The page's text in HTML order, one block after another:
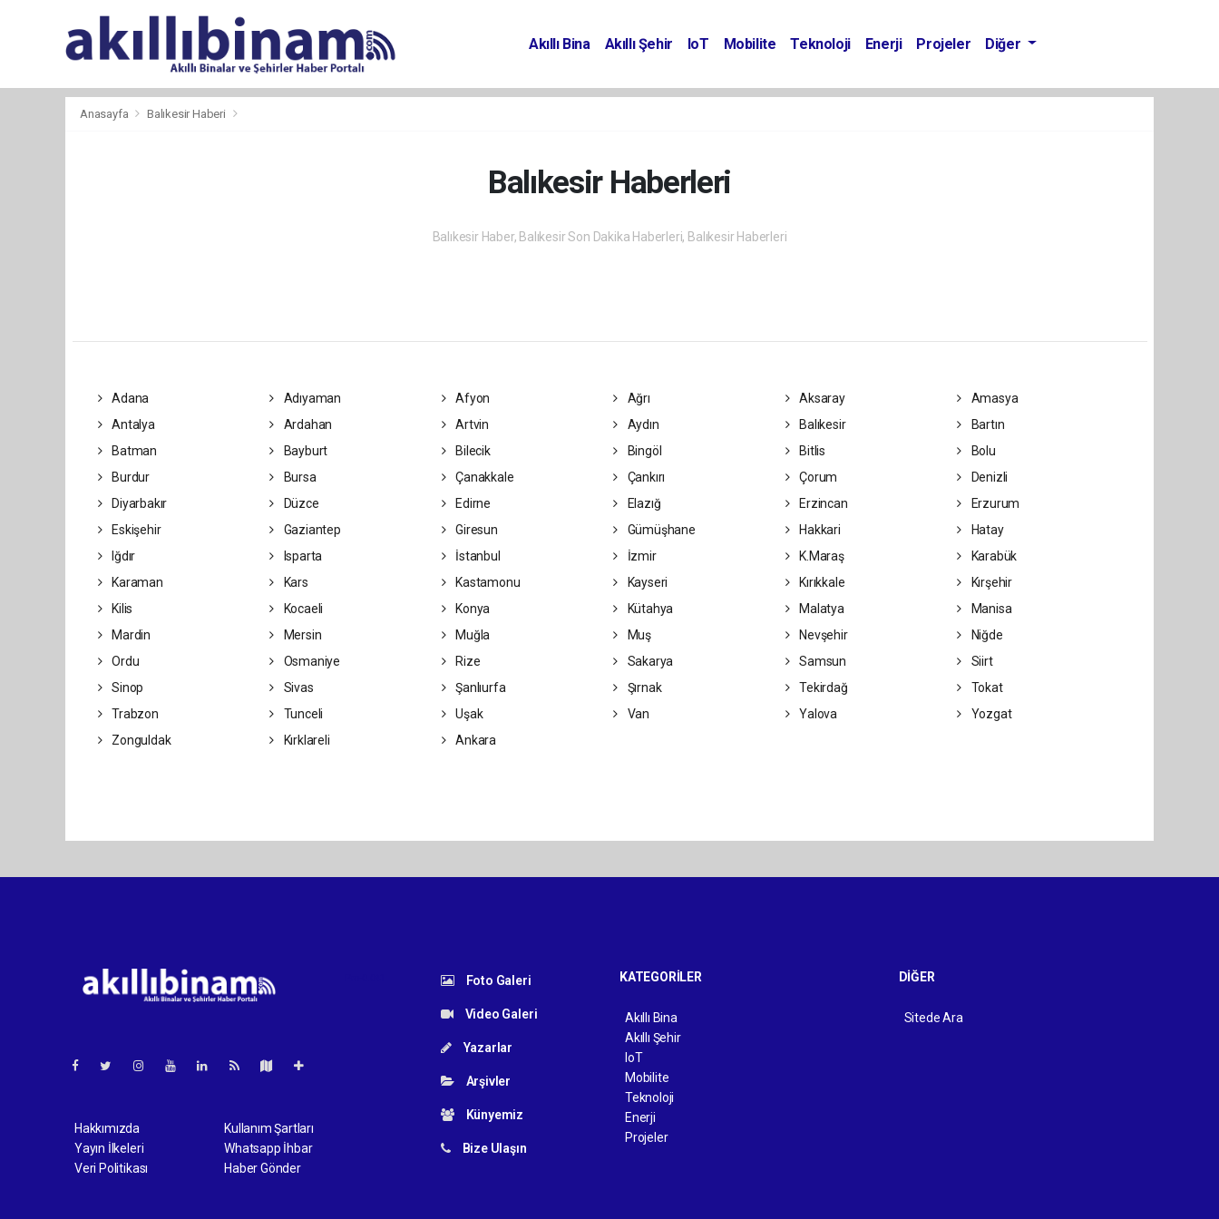
Akıllı Bina Akıllı Şehir IoT Mobilite Teknoloji Enerji Projeler Diğer
Anasayfa Balıkesir Haberi
Balıkesir Haberleri
Balıkesir Haber, Balıkesir Son Dakika Haberleri, Balıkesir Haberleri
Adana Adıyaman Afyon Ağrı Aksaray
Amasya
Antalya
Ardahan Artvin Aydın Balıkesir
Bartın
Batman
Bayburt Bilecik Bingöl Bitlis
Bolu
Burdur
Bursa Çanakkale Çankırı Çorum
Denizli
Diyarbakır
Düzce Edirne Elazığ Erzincan
Erzurum
Eskişehir
Gaziantep Giresun Gümüşhane Hakkari
Hatay
Iğdır
Isparta İstanbul İzmir K.Maraş
Karabük
Karaman
Kars Kastamonu Kayseri Kırıkkale
Kırşehir
Kilis
Kocaeli Konya Kütahya Malatya
Manisa
Mardin
Mersin Muğla Muş Nevşehir
Niğde
Ordu
Osmaniye Rize Sakarya Samsun
Siirt
Sinop
Sivas Şanlıurfa Şırnak Tekirdağ
Tokat
Trabzon
Tunceli Uşak Van Yalova
Yozgat
Zonguldak
Kırklareli Ankara
Hakkımızda
Yayın İlkeleri
Veri Politikası
Kullanım Şartları
Whatsapp İhbar
Haber Gönder
Foto Galeri
Video Galeri
Yazarlar
Arşivler
Künyemiz
Bize Ulaşın
KATEGORİLER
Akıllı Bina
Akıllı Şehir
IoT
Mobilite
Teknoloji
Enerji
Projeler
DİĞER
Sitede Ara